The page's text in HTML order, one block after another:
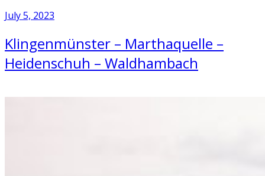
July 5, 2023
Klingenmünster – Marthaquelle –
Heidenschuh – Waldhambach